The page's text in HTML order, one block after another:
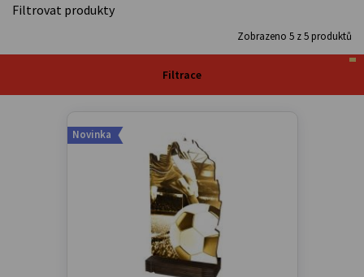
Filtrovat produkty
Zobrazeno 5 z5 produktů
Filtrace
Novinka